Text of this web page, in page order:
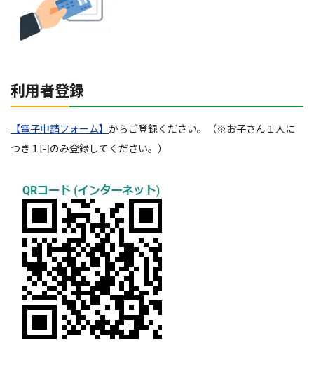
利用者登録
【電子申請フォーム】 からご登録ください。（※お子さん１人に
つき１回のみ登録してください。）